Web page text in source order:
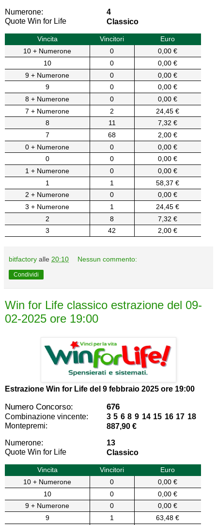
Numerone:
4
Quote Win for Life
Classico
Vincita Vincitori
Euro
10 + Numerone
0
0,00 €
10
0
0,00 €
9 + Numerone
0
0,00 €
9
0
0,00 €
8 + Numerone
0
0,00 €
7 + Numerone
2
24,45 €
8
11
7,32 €
7
68
2,00 €
0 + Numerone
0
0,00 €
0
0
0,00 €
1 + Numerone
0
0,00 €
1
1
58,37 €
2 + Numerone
0
0,00 €
3 + Numerone
1
24,45 €
2
8
7,32 €
3
42 2,00 €
bitfactory alle 20:10 Nessun commento:
Condividi
Win for Life classico estrazione del 09-
02-2025 ore 19:00
Estrazione Win for Life del 9 febbraio 2025 ore 19:00
Numero Concorso: 676
Combinazione vincente:
3 5 6 8 9 14 15 16 17 18
Montepremi:
887,90 €
Numerone:
13
Quote Win for Life
Classico
Vincita Vincitori
Euro
10 + Numerone
0
0,00 €
10
0
0,00 €
9 + Numerone
0
0,00 €
9
1
63,48 €